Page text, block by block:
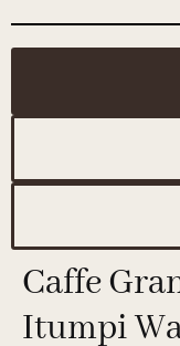
Caffe
Itumpi